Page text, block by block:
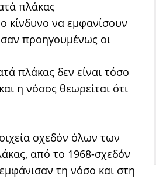
πλάκας
κίνδυνο να εμφανίσουν
προηγουμένως οι
πλάκας δεν είναι τόσο
η νόσος θεωρείται ότι
σχεδόν όλων των
από το 1968-σχεδόν
τη νόσο και στη